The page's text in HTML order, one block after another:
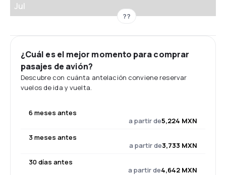
Jul
??
¿Cuál es el mejor momento para comprar
pasajes de avión?
Descubre con cuánta antelación conviene reservar
vuelos de ida y vuelta.
6 meses antes
a partir de5,224 MXN
3 meses antes
a partir de3,733 MXN
30 días antes
a partir de4,642 MXN